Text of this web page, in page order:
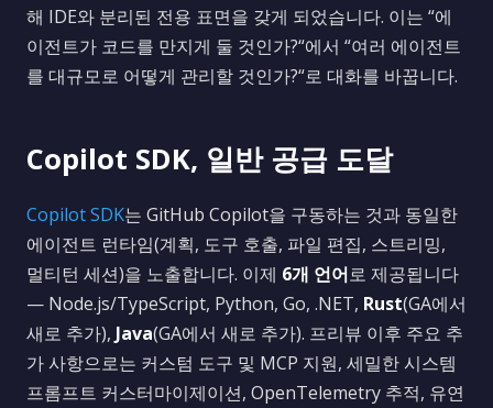
해 IDE와 분리된 전용 표면을 갖게 되었습니다. 이는 “에
이전트가 코드를 만지게 둘 것인가?“에서 “여러 에이전트
를 대규모로 어떻게 관리할 것인가?“로 대화를 바꿉니다.
Copilot SDK, 일반 공급 도달
Copilot SDK는 GitHub Copilot을 구동하는 것과 동일한
에이전트 런타임(계획, 도구 호출, 파일 편집, 스트리밍,
멀티턴 세션)을 노출합니다. 이제 6개 언어로 제공됩니다
— Node.js/TypeScript, Python, Go, .NET, Rust(GA에서
새로 추가), Java(GA에서 새로 추가). 프리뷰 이후 주요 추
가 사항으로는 커스텀 도구 및 MCP 지원, 세밀한 시스템
프롬프트 커스터마이제이션, OpenTelemetry 추적, 유연